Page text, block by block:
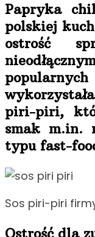
Papryka
polskiej
ostrość
piri-piri,
smak m.in.
typu fast-
Sos piri-piri
Ostrość dla